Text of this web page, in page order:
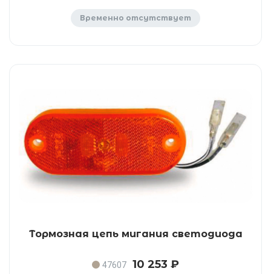
Временно отсутствует
Тормозная цепь мигания светодиода
47607 10 253 ₽